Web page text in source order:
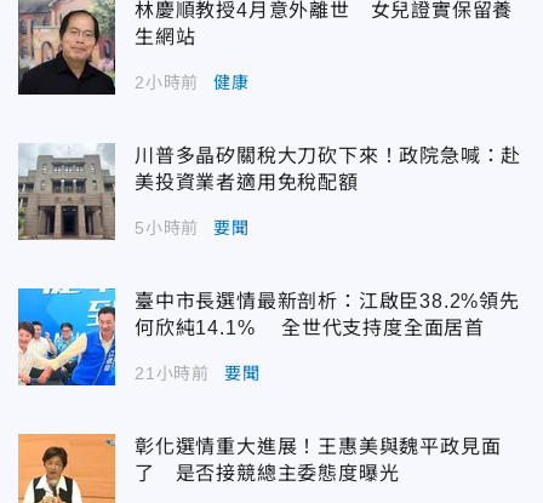
林慶順教授4月意外離世 女兒證實保留養
生網站
2小時前 健康
川普多晶矽關稅大刀砍下來！政院急喊：赴
美投資業者適用免稅配額
5小時前 要聞
臺中市長選情最新剖析：江啟臣38.2%領先
何欣純14.1% 全世代支持度全面居首
21小時前 要聞
彰化選情重大進展！王惠美與魏平政見面
了 是否接競總主委態度曝光